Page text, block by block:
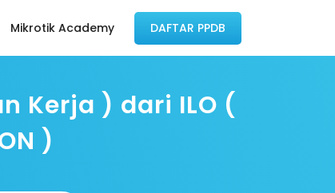
Mikrotik Academy DAFTAR PPDB
Kerja ) dari ILO (
)